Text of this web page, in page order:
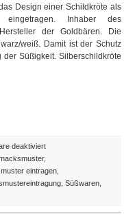
Design einer Schildkröte als
eingetragen. Inhaber des
der Goldbären. Die
weiß. Damit ist der Schutz
Süßigkeit. Silberschildkröte
deaktiviertfür
des
Tages:
,
eintragen
Süßwaren